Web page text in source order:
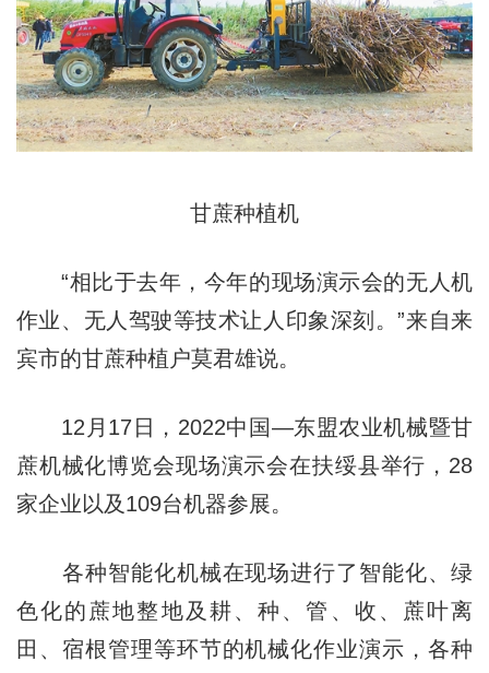
甘蔗种植机
“相比于去年，今年的现场演示会的无人机
作业、无人驾驶等技术让人印象深刻。”来自来
宾市的甘蔗种植户莫君雄说。
12月17日，2022中国—东盟农业机械暨甘
蔗机械化博览会现场演示会在扶绥县举行，28
家企业以及109台机器参展。
各种智能化机械在现场进行了智能化、绿
色化的蔗地整地及耕、种、管、收、蔗叶离
田、宿根管理等环节的机械化作业演示，各种